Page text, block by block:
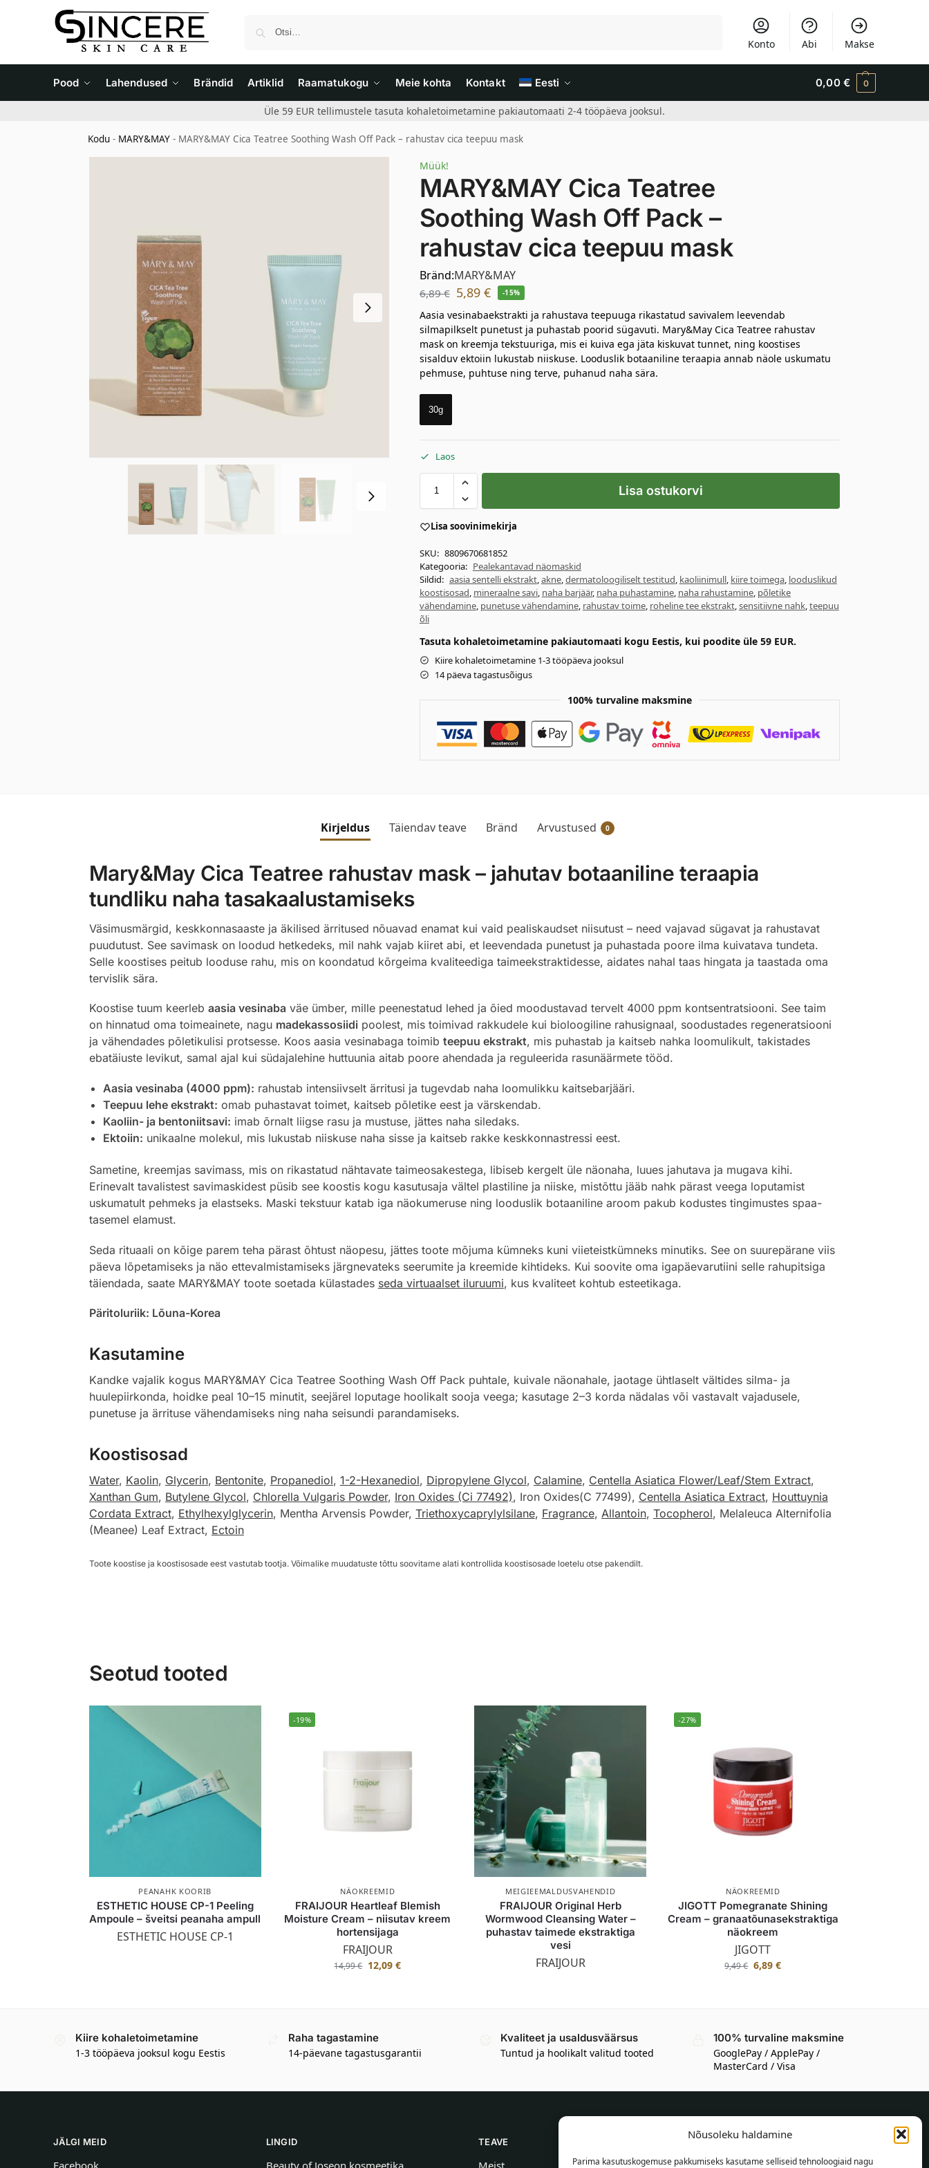
Nõusoleku haldamine
Parima kasutuskogemuse pakkumiseks kasutame selliseid tehnoloogiaid nagu
Konto Abi Makse
Pood Lahendused Brändid Artiklid Raamatukogu Meie kohta Kontakt Eesti 0,00 € 0
Üle 59 EUR tellimustele tasuta kohaletoimetamine pakiautomaati 2-4 tööpäeva jooksul.
Kodu - MARY&MAY - MARY&MAY Cica Teatree Soothing Wash Off Pack – rahustav cica teepuu mask
Müük!
MARY&MAY Cica Teatree
Soothing Wash Off Pack –
rahustav cica teepuu mask
Bränd:MARY&MAY
6,89€ 5,89 € -15%
Aasia vesinabaekstrakti ja rahustava teepuuga rikastatud savivalem leevendab
silmapilkselt punetust ja puhastab poorid sügavuti. Mary&May Cica Teatree rahustav
mask on kreemja tekstuuriga, mis ei kuiva ega jäta kiskuvat tunnet, ning koostises
sisalduv ektoiin lukustab niiskuse. Looduslik botaaniline teraapia annab näole uskumatu
pehmuse, puhtuse ning terve, puhanud naha sära.
30g
Laos
Lisa ostukorvi
Lisa soovinimekirja
SKU: 8809670681852
Kategooria: Pealekantavad näomaskid
Sildid: aasia sentelli ekstrakt,akne,dermatoloogiliselt testitud, kaoliinimull, kiire toimega, looduslikud
koostisosad, mineraalne savi, naha barjäär, naha puhastamine, naha rahustamine, põletike
vähendamine, punetuse vähendamine, rahustav toime, roheline tee ekstrakt,sensitiivne nahk,teepuu
õli
Tasuta kohaletoimetamine pakiautomaati kogu Eestis, kui poodite üle 59 EUR.
Kiire kohaletoimetamine 1-3 tööpäeva jooksul
14 päeva tagastusõigus
100% turvaline maksmine
Kirjeldus Täiendav teave Bränd Arvustused 0
Mary&May Cica Teatree rahustav mask – jahutav botaaniline teraapia
tundliku naha tasakaalustamiseks
Väsimusmärgid, keskkonnasaaste ja äkilised ärritused nõuavad enamat kui vaid pealiskaudset niisutust – need vajavad sügavat ja rahustavat
puudutust. See savimask on loodud hetkedeks, mil nahk vajab kiiret abi, et leevendada punetust ja puhastada poore ilma kuivatava tundeta.
Selle koostises peitub looduse rahu, mis on koondatud kõrgeima kvaliteediga taimeekstraktidesse, aidates nahal taas hingata ja taastada oma
tervislik sära.
Koostise tuum keerleb aasia vesinaba väe ümber, mille peenestatud lehed ja õied moodustavad tervelt 4000 ppm kontsentratsiooni. See taim
on hinnatud oma toimeainete, nagu madekassosiidipoolest, mis toimivad rakkudele kui bioloogiline rahusignaal, soodustades regeneratsiooni
ja vähendades põletikulisi protsesse. Koos aasia vesinabaga toimib teepuu ekstrakt, mis puhastab ja kaitseb nahka loomulikult, takistades
ebatäiuste levikut, samal ajal kui südajalehine huttuunia aitab poore ahendada ja reguleerida rasunäärmete tööd.
Aasia vesinaba (4000 ppm): rahustab intensiivselt ärritusi ja tugevdab naha loomulikku kaitsebarjääri.
Teepuu lehe ekstrakt: omab puhastavat toimet, kaitseb põletike eest ja värskendab.
Kaoliin- ja bentoniitsavi: imab õrnalt liigse rasu ja mustuse, jättes naha siledaks.
Ektoiin: unikaalne molekul, mis lukustab niiskuse naha sisse ja kaitseb rakke keskkonnastressi eest.
Sametine, kreemjas savimass, mis on rikastatud nähtavate taimeosakestega, libiseb kergelt üle näonaha, luues jahutava ja mugava kihi.
Erinevalt tavalistest savimaskidest püsib see koostis kogu kasutusaja vältel plastiline ja niiske, mistõttu jääb nahk pärast veega loputamist
uskumatult pehmeks ja elastseks. Maski tekstuur katab iga näokumeruse ning looduslik botaaniline aroom pakub kodustes tingimustes spaa-
tasemel elamust.
Seda rituaali on kõige parem teha pärast õhtust näopesu, jättes toote mõjuma kümneks kuni viieteistkümneks minutiks. See on suurepärane viis
päeva lõpetamiseks ja näo ettevalmistamiseks järgnevateks seerumite ja kreemide kihtideks. Kui soovite oma igapäevarutiini selle rahupitsiga
täiendada, saate MARY&MAY toote soetada külastades seda virtuaalset iluruumi, kus kvaliteet kohtub esteetikaga.
Päritoluriik: Lõuna-Korea
Kasutamine
Kandke vajalik kogus MARY&MAY Cica Teatree Soothing Wash Off Pack puhtale, kuivale näonahale, jaotage ühtlaselt vältides silma- ja
huulepiirkonda, hoidke peal 10–15 minutit, seejärel loputage hoolikalt sooja veega; kasutage 2–3 korda nädalas või vastavalt vajadusele,
punetuse ja ärrituse vähendamiseks ning naha seisundi parandamiseks.
Koostisosad
Water, Kaolin, Glycerin, Bentonite, Propanediol, 1-2-Hexanediol, Dipropylene Glycol, Calamine, Centella Asiatica Flower/Leaf/Stem Extract,
Xanthan Gum, Butylene Glycol, Chlorella Vulgaris Powder, Iron Oxides (Ci 77492), Iron Oxides(C 77499), Centella Asiatica Extract, Houttuynia
Cordata Extract, Ethylhexylglycerin, Mentha Arvensis Powder, Triethoxycaprylylsilane, Fragrance, Allantoin, Tocopherol, Melaleuca Alternifolia
(Meanee) Leaf Extract, Ectoin
Toote koostise ja koostisosade eest vastutab tootja. Võimalike muudatuste tõttu soovitame alati kontrollida koostisosade loetelu otse pakendilt.
Seotud tooted
PEANAHK KOORIB
ESTHETIC HOUSE CP-1 Peeling
Ampoule – šveitsi peanaha ampull
ESTHETIC HOUSE CP-1
-19%
NÄOKREEMID
FRAIJOUR Heartleaf Blemish
Moisture Cream – niisutav kreem
hortensijaga
FRAIJOUR
14,99€ 12,09€
MEIGIEEMALDUSVAHENDID
FRAIJOUR Original Herb
Wormwood Cleansing Water –
puhastav taimede ekstraktiga
vesi
FRAIJOUR
-27%
NÄOKREEMID
JIGOTT Pomegranate Shining
Cream – granaatõunasekstraktiga
näokreem
JIGOTT
9,49€ 6,89€
Kiire kohaletoimetamine
1-3 tööpäeva jooksul kogu Eestis
Raha tagastamine
14-päevane tagastusgarantii
Kvaliteet ja usaldusväärsus
Tuntud ja hoolikalt valitud tooted
100% turvaline maksmine
GooglePay / ApplePay /
MasterCard / Visa
JÄLGI MEID
Facebook
LINGID
Beauty of Joseon kosmeetika
TEAVE
Meist
TEAVE OSTJALE
Tarnetingimused